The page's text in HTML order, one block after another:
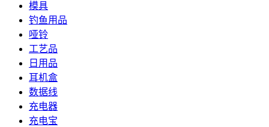
模具
钓鱼用品
哑铃
工艺品
日用品
耳机盒
数据线
充电器
充电宝